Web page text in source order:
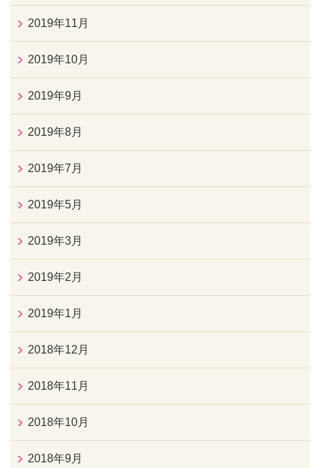
2019年11月
2019年10月
2019年9月
2019年8月
2019年7月
2019年5月
2019年3月
2019年2月
2019年1月
2018年12月
2018年11月
2018年10月
2018年9月